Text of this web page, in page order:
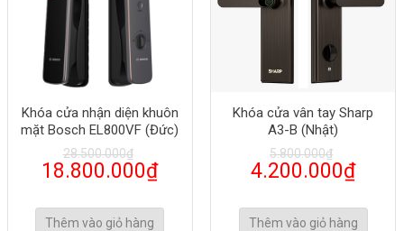
Khóa cửa nhận diện khuôn
mặt Bosch EL800VF (Đức)
28.500.000₫
18.800.000₫
Thêm vào giỏ hàng
Khóa cửa vân tay Sharp
A3-B (Nhật)
5.800.000₫
4.200.000₫
Thêm vào giỏ hàng